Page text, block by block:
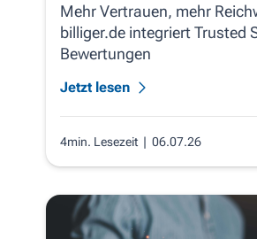
Mehr Vertrauen, mehr
billiger.de integriert Trusted
Bewertungen
Jetzt lesen
4min. Lesezeit | 06.07.26